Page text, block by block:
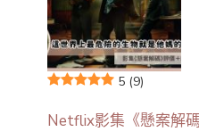
5 (9)
Netflix影集《懸案解